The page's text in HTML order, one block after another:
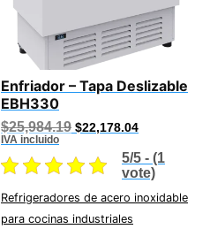
Enfriador – Tapa Deslizable
EBH330
$25,984.19 Original
price
$25,984.19.
$22,178.04
price
is:
$22,178.04.
IVA incluido
5/5 - (1
vote)
Refrigeradores de acero inoxidable
para cocinas industriales